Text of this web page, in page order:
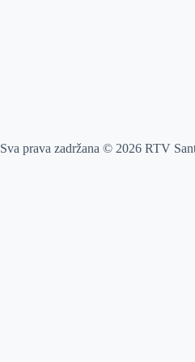
Sva prava zadržana © 2026 RTV